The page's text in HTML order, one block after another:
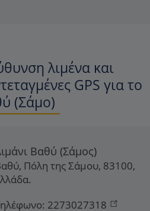
λιμένα και
GPS για το
(Σάμο)
Βαθύ (Σάμος)
, Πόλη της Σάμου, 83100,
.
2273027318